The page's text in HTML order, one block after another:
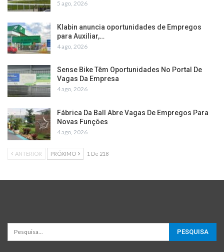
5 ago, 2026
Klabin anuncia oportunidades de Empregos
para Auxiliar,…
4 ago, 2026
Sense Bike Têm Oportunidades No Portal De
Vagas Da Empresa
4 ago, 2026
Fábrica Da Ball Abre Vagas De Empregos Para
Novas Funções
4 ago, 2026
ANTERIOR PRÓXIMO 1 De 218